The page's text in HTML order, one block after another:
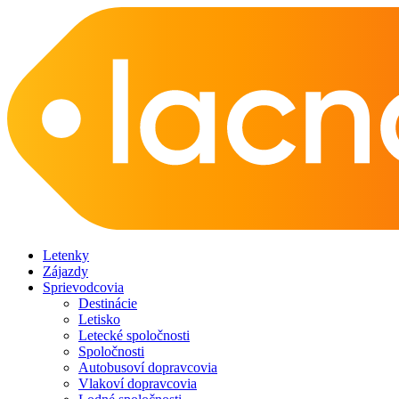
Letenky
Zájazdy
Sprievodcovia
Destinácie
Letisko
Letecké spoločnosti
Spoločnosti
Autobusoví dopravcovia
Vlakoví dopravcovia